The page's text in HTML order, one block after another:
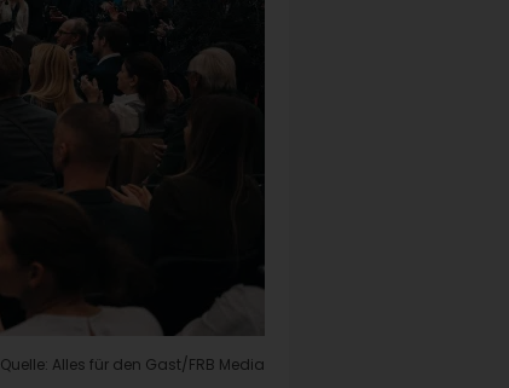
Quelle: Alles für den Gast/FRB Media